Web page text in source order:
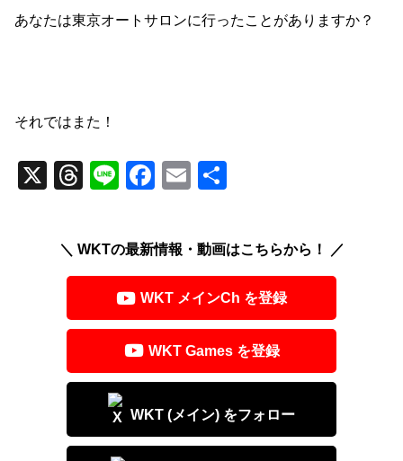
あなたは東京オートサロンに行ったことがありますか？
それではまた！
X
T
a
s
Li
e
F
c
e
b
o
o
k
E
ail
＼ WKTの最新情報・動画はこちらから！ ／
WKT メインCh を登録
WKT Games を登録
WKT (メイン) をフォロー